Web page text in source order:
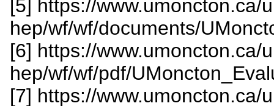
[5] https://www.umoncton.ca/
hep/wf/wf/documents/
[6] https://www.umoncton.ca/
hep/wf/wf/pdf/
[7] https://www.umoncton.ca/